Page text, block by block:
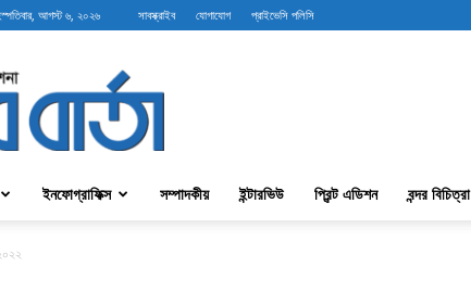
আগস্ট ৬, ২০২৬ সাবস্ক্রাইব যোগাযোগ প্রাইভেসি পলিসি
বন্দরবার্তা
ইনফোগ্রাফিক্স সম্পাদকীয় ইন্টারভিউ প্রিন্ট এডিশন বন্দর বিচিত্রা